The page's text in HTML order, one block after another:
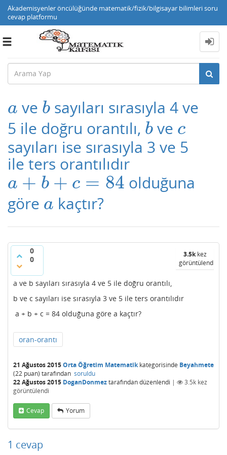
Akademisyenler öncülüğünde matematik/fizik/bilgisayar bilimleri soru
cevap platformu
Toggle
a
a ve b
b sayıları sırasıyla 4 ve
5 ile doğru orantılı, b
bve c
c
sayıları ise sırasıyla 3 ve 5
ile ters orantılıdır
a + b + c = 84
a+b+c =84
olduğuna
göre a
a kaçtır?
0
0
3.5kkez
görüntülendi
a ve b sayıları sırasıyla 4 ve 5 ile doğru orantılı,
b ve c sayıları ise sırasıyla 3 ve 5 ile ters orantılıdır
a + b + c = 84 olduğuna göre a kaçtır?
oran-orantı
21 Ağustos 2015Orta Öğretim Matematikkategorisinde Beyahmete
(22 puan) tarafından soruldu
22 Ağustos 2015 DoganDonmeztarafındandüzenlendi | 3.5k kez
görüntülendi
Cevap Yorum
1 cevap